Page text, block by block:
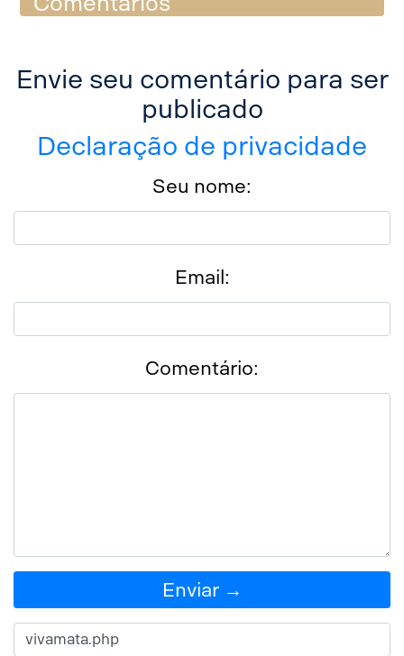
Envie seu comentário para ser
publicado
Declaração de privacidade
Seu nome:
Email:
Comentário:
Enviar →